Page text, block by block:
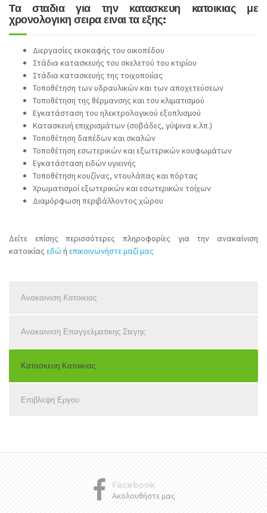
Τα σταδια για την κατασκευη κατοικιας με
χρονολογικη σειρα ειναι τα εξης:
Διεργασίες εκσκαφής του οικοπέδου
Στάδια κατασκευής του σκελετού του κτιρίου
Στάδια κατασκευής της τοιχοποιίας
Τοποθέτηση των υδραυλικών και των αποχετεύσεων
Τοποθέτηση της θέρμανσης και του κλιματισμού
Εγκατάσταση του ηλεκτρολογικού εξοπλισμού
Κατασκευή επιχρισμάτων (σοβάδες, γύψινα κ.λπ.)
Τοποθέτηση δαπέδων και σκαλών
Τοποθέτηση εσωτερικών και εξωτερικών κουφωμάτων
Εγκατάσταση ειδών υγιεινής
Τοποθέτηση κουζίνας, ντουλάπας και πόρτας
Χρωματισμοί εξωτερικών και εσωτερικών τοίχων
Διαμόρφωση περιβάλλοντος χώρου
Δείτε επίσης περισσότερες πληροφορίες για την ανακαίνιση
κατοικίας εδώ ή επικοινωνήστε μαζί μας
Ανακαινιση Κατοικιας
Ανακαινιση Επαγγελματικης Στεγης
Κατασκευη Κατοικιας
Επιβλεψη Εργου
Facebook
Ακολουθήστε μας